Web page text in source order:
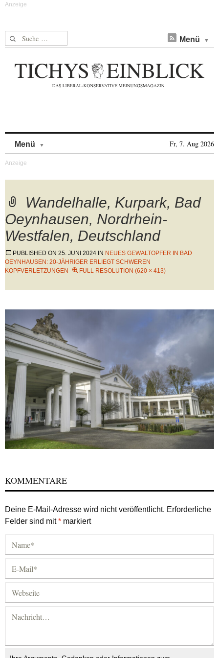
Suche nach: Menü
Menü Fr, 7. Aug 2026
Wandelhalle, Kurpark, Bad
Oeynhausen, Nordrhein-
Westfalen, Deutschland
PUBLISHED ON 25. JUNI 2024 IN NEUES GEWALTOPFER IN BAD
OEYNHAUSEN: 20-JÄHRIGER ERLIEGT SCHWEREN
KOPFVERLETZUNGEN
FULL RESOLUTION (620 × 413)
KOMMENTARE
Deine E-Mail-Adresse wird nicht veröffentlicht. Erforderliche
Felder sind mit* markiert